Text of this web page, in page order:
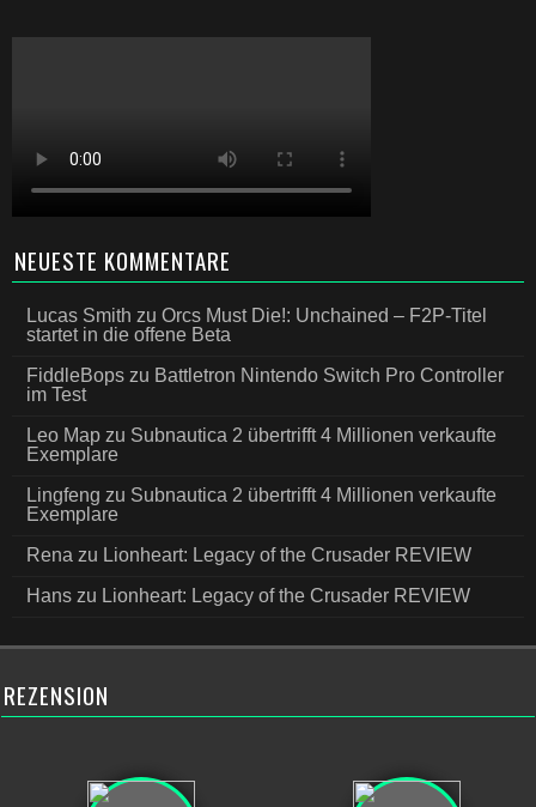
NEUESTE KOMMENTARE
Lucas Smith zu Orcs Must Die!: Unchained – F2P-Titel
startet in die offene Beta
FiddleBops zu Battletron Nintendo Switch Pro Controller
im Test
Leo Map zu Subnautica 2 übertrifft 4 Millionen verkaufte
Exemplare
Lingfeng zu Subnautica 2 übertrifft 4 Millionen verkaufte
Exemplare
Rena zu Lionheart: Legacy of the Crusader REVIEW
Hans zu Lionheart: Legacy of the Crusader REVIEW
REZENSION